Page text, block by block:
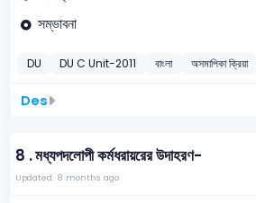
সম্ভাবনা
DU DU C Unit-2011 বাংলা অসমাপিকা ক্রিয়া
Des
8 .মধ্যপদলোপী কর্মধরায়রের উদাহরণ-
Updated: 8 months ago